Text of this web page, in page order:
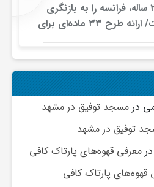
سرقت گنجینه ۲۵۰۰ ساله، فرانسه را به بازنگری
امنیت موزه‌ها واداشت/ ارائه طرح ۳۳ ماده‌ای برای
میراث‌فرهنگی
در مسجد توفیق در مشهد
توفیق در مشهد
درمعرفی قهوه‌های پارتاک کافی
قهوه‌های پارتاک کافی